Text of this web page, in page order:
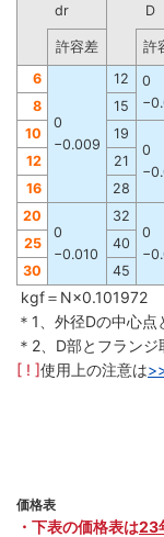
dr D
許容差
許
6
0
−0.009
12
0
8
15
10
19
0
12
21
16
28
20
0
−0.010
32
0
25
40
30
45
kgf＝N×0.101972
＊1、外径Dの中心
＊2、D部とフランジ
[ ! ]使用上の注意は
価格表
・下表の価格表は23